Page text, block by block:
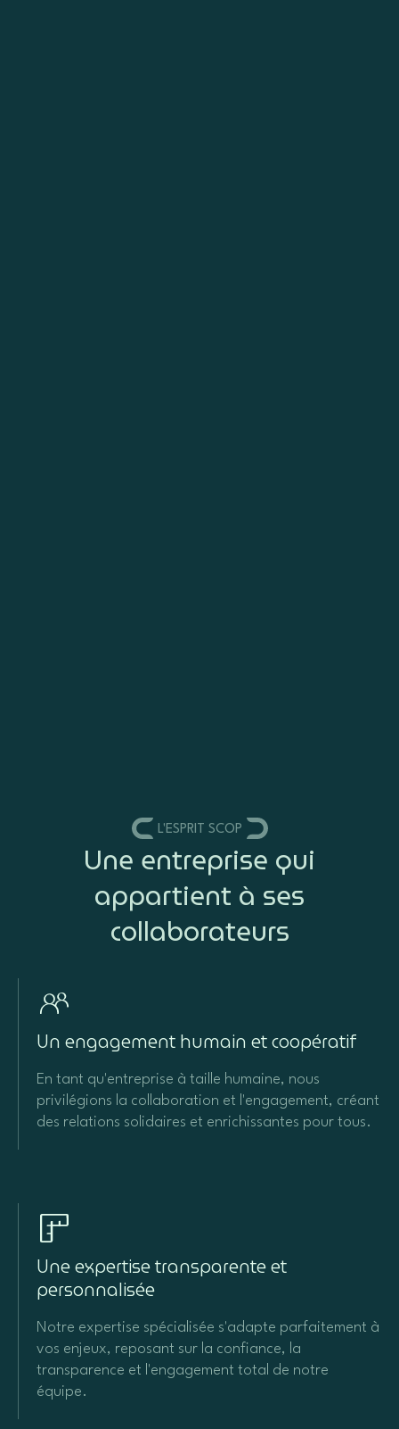
L'ESPRIT SCOP
Une entreprise qui
appartient à ses
collaborateurs
Un engagement humain et coopératif
En tant qu'entreprise à taille humaine, nous
privilégions la collaboration et l'engagement, créant
des relations solidaires et enrichissantes pour tous.
Une expertise transparente et
personnalisée
Notre expertise spécialisée s'adapte parfaitement à
vos enjeux, reposant sur la confiance, la
transparence et l'engagement total de notre
équipe.